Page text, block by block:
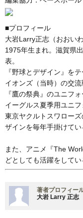
■プロフィール
大岩Larry正志（おおい
1975年生まれ。滋賀県
表。
『野球とデザイン』を
イオンズ（当時）の交
『鷹の祭典』のユニフ
イーグルス夏季用ユニ
東京ヤクルトスワロー
ザインを毎年手掛けてい
また、アニメ『The
どとしても活躍をして
著者プロフィー
大岩 Larry 正志